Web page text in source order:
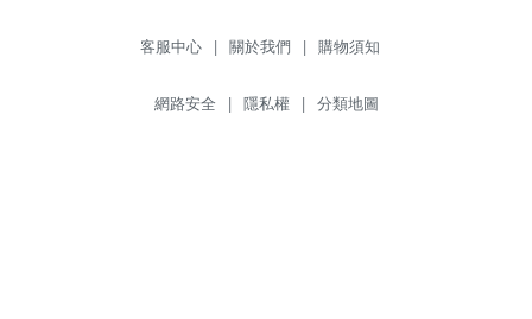
客服中心 | 關於我們 | 購物須知
網路安全 | 隱私權 | 分類地圖